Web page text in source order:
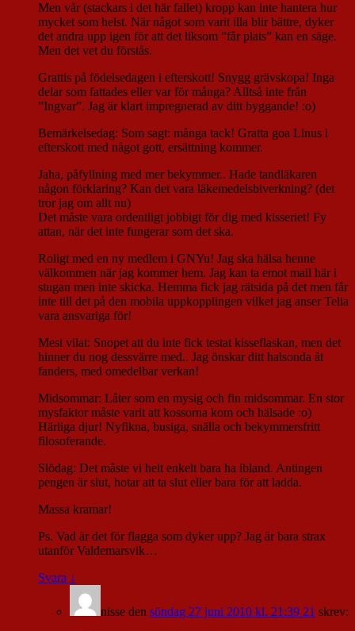
Men vår (stackars i det här fallet) kropp kan inte hantera hur
mycket som helst. När något som varit illa blir bättre, dyker
det andra upp igen för att det liksom ”får plats” kan en säge.
Men det vet du förstås.
Grattis på födelsedagen i efterskott! Snygg grävskopa! Inga
delar som fattades eller var för många? Alltså inte från
”Ingvar”. Jag är klart impregnerad av ditt byggande! :o)
Bemärkelsedag: Som sagt: många tack! Gratta goa Linus i
efterskott med något gott, ersättning kommer.
Jaha, påfyllning med mer bekymmer.. Hade tandläkaren
någon förklaring? Kan det vara läkemedelsbiverkning? (det
tror jag om allt nu)
Det måste vara ordentligt jobbigt för dig med kisseriet! Fy
attan, när det inte fungerar som det ska.
Roligt med en ny medlem i GNYu! Jag ska hälsa henne
välkommen när jag kommer hem. Jag kan ta emot mail här i
stugan men inte skicka. Hemma fick jag rätsida på det men får
inte till det på den mobila uppkopplingen vilket jag anser Telia
vara ansvariga för!
Mest vilat: Snopet att du inte fick testat kisseflaskan, men det
hinner du nog dessvärre med.. Jag önskar ditt halsonda åt
fanders, med omedelbar verkan!
Midsommar: Låter som en mysig och fin midsommar. En stor
mysfaktor måste varit att kossorna kom och hälsade :o)
Härliga djur! Nyfikna, busiga, snälla och bekymmersfritt
filosoferande.
Slödag: Det måste vi helt enkelt bara ha ibland. Antingen
pengen är slut, hotar att ta slut eller bara för att ladda.
Massa kramar!
Ps. Vad är det för flagga som dyker upp? Jag är bara strax
utanför Valdemarsvik…
Svara ↓
nisse den söndag 27 juni 2010 kl. 21:39 21 skrev: